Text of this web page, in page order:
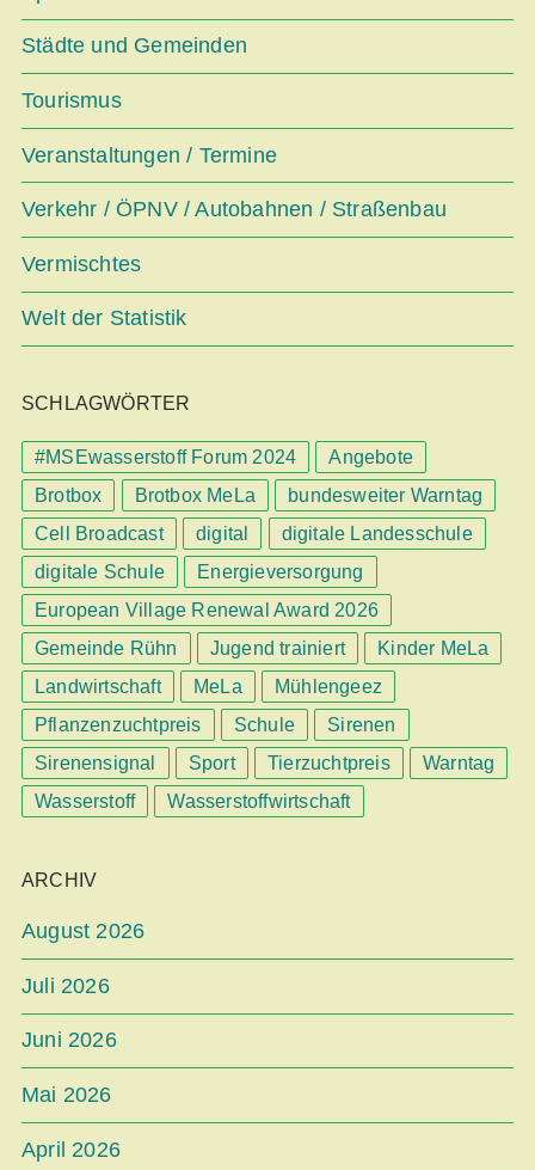
Städte und Gemeinden
Tourismus
Veranstaltungen / Termine
Verkehr / ÖPNV / Autobahnen / Straßenbau
Vermischtes
Welt der Statistik
SCHLAGWÖRTER
#MSEwasserstoff Forum 2024
Angebote
Brotbox
Brotbox MeLa
bundesweiter Warntag
Cell Broadcast
digital
digitale Landesschule
digitale Schule
Energieversorgung
European Village Renewal Award 2026
Gemeinde Rühn
Jugend trainiert
Kinder MeLa
Landwirtschaft
MeLa
Mühlengeez
Pflanzenzuchtpreis
Schule
Sirenen
Sirenensignal
Sport Tierzuchtpreis
Warntag
Wasserstoff
Wasserstoffwirtschaft
ARCHIV
August 2026
Juli 2026
Juni 2026
Mai 2026
April 2026